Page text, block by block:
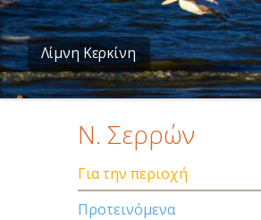
Λίμνη Κερκίνη
Ν. Σερρών
Για την περιοχή
Προτεινόμενα